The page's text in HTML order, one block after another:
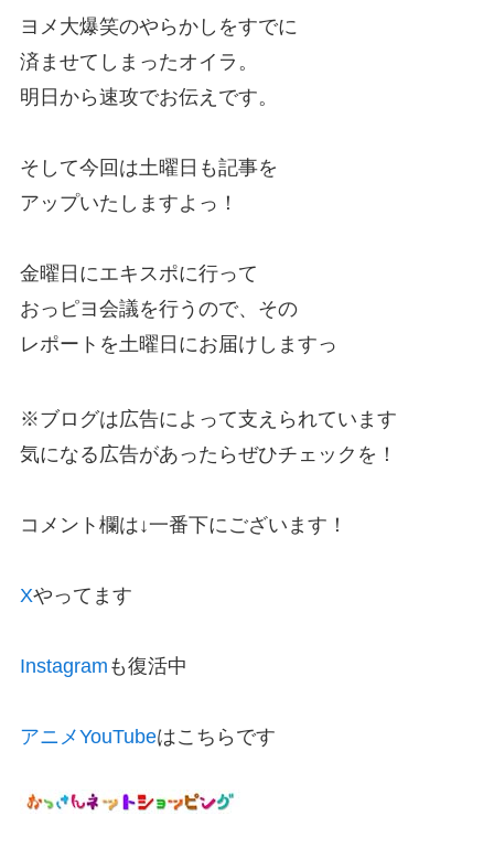
ヨメ大爆笑のやらかしをすでに
済ませてしまったオイラ。
明日から速攻でお伝えです。
そして今回は土曜日も記事を
アップいたしますよっ！
金曜日にエキスポに行って
おっピヨ会議を行うので、その
レポートを土曜日にお届けしますっ
※ブログは広告によって支えられています
気になる広告があったらぜひチェックを！
コメント欄は↓一番下にございます！
Xやってます
Instagram も復活中
アニメYouTubeはこちらです